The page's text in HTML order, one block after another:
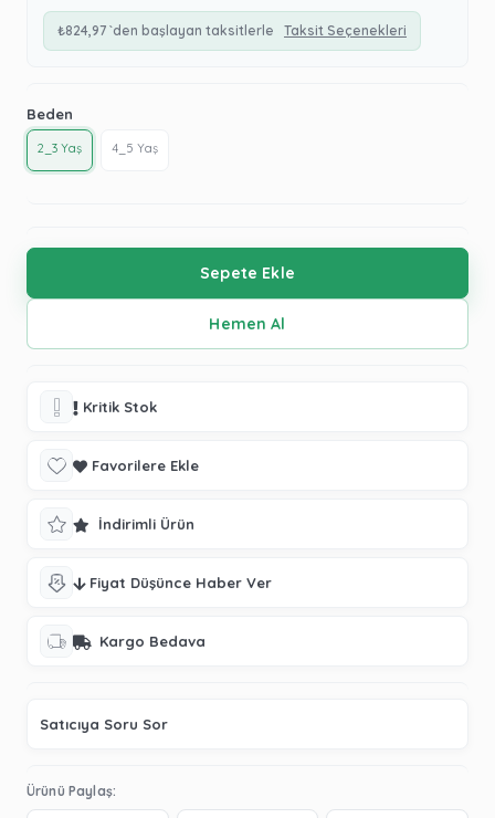
₺824,97 `den başlayan taksitlerle Taksit Seçenekleri
Beden
2_3 Yaş 4_5 Yaş
Kritik Stok
Favorilere Ekle
İndirimli Ürün
Fiyat Düşünce Haber Ver
Kargo Bedava
Satıcıya Soru Sor
Ürünü Paylaş: